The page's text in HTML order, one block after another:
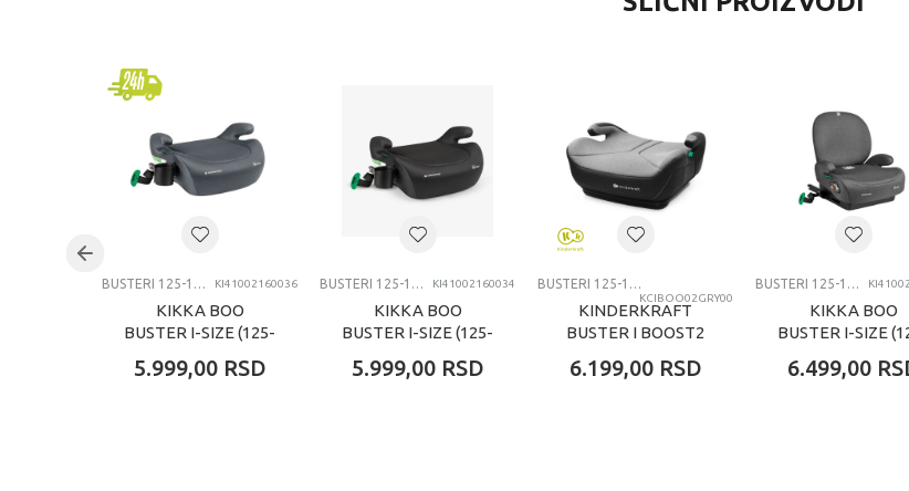
Busteri 125-150cm
Brend
3+ godina
Kategorija BUSTERI 125-150CM
BUSTERI 125-150CM KI41002160036
KIKKA BOO
BUSTER I-SIZE (125-
GREY
5.999,00 RSD
BUSTERI 125-150CM KI41002160034
KIKKA BOO
BUSTER I-SIZE (125-
BLACK
5.999,00 RSD
BUSTERI 125-150CM
KCIBOO02GRY00
KINDERKRAFT
BUSTER I BOOST2
6.199,00 RSD
BUSTERI 125-150CM
KIKKA BOO
BUSTER I-SIZE
GREY
6.499,00